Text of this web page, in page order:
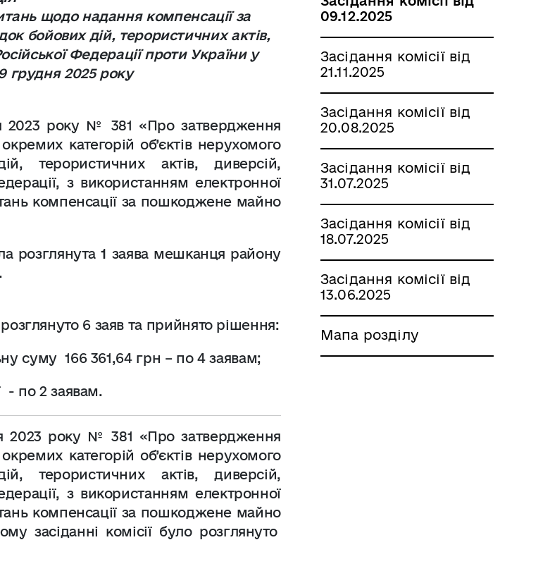
щодо надання компенсації за
бойових дій, терористичних актів,
Федерації проти України у
грудня 2025року
2023 року № 381 «Про затвердження
категорій об’єктів нерухомого
терористичних актів, диверсій,
з використанням електронної
компенсації за пошкоджене майно
розглянута1 заява мешканця району
розглянуто 6 заяв та прийнято рішення:
суму 166 361,64 грн – по 4 заявам;
- по 2 заявам.
2023 року № 381 «Про затвердження
категорій об’єктів нерухомого
терористичних актів, диверсій,
з використанням електронної
компенсації за пошкоджене майно
засіданні комісії було розглянуто
09.12.2025
Засідання комісії від
21.11.2025
Засідання комісії від
20.08.2025
Засідання комісії від
31.07.2025
Засідання комісії від
18.07.2025
Засідання комісії від
13.06.2025
Мапа розділу